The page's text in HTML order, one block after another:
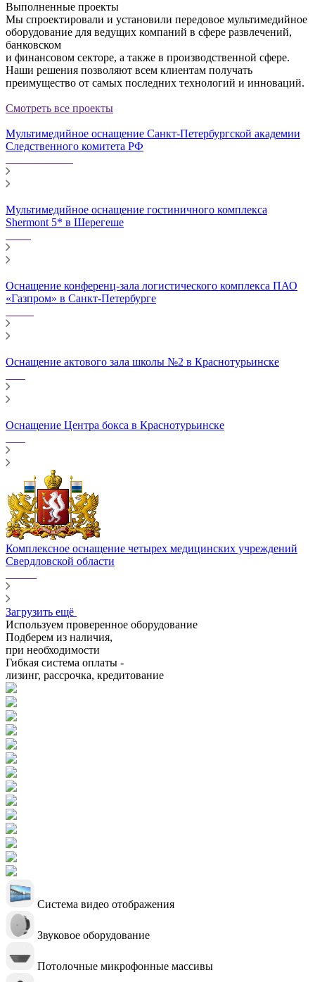
Выполненные проекты
Мы спроектировали и установили передовое мультимедийное
оборудование для ведущих компаний в сфере развлечений,
банковском
и финансовом секторе, а также в производственной сфере.
Наши решения позволяют всем клиентам получать
преимущество от самых последних технологий и инноваций.
Смотреть все проекты
Мультимедийное оснащение Санкт-Петербургской академии
Следственного комитета РФ
Мультимедийное оснащение гостиничного комплекса
Shermont 5* в Шерегеше
Оснащение конференц-зала логистического комплекса ПАО
«Газпром» в Санкт-Петербурге
Оснащение актового зала школы №2 в Краснотурьинске
Оснащение Центра бокса в Краснотурьинске
Комплексное оснащение четырех медицинских учреждений
Свердловской области
Загрузить ещё
Используем проверенное оборудование
Подберем из наличия,
при необходимости
Гибкая система оплаты -
лизинг, рассрочка, кредитование
Система видео отображения
Звуковое оборудование
Потолочные микрофонные массивы